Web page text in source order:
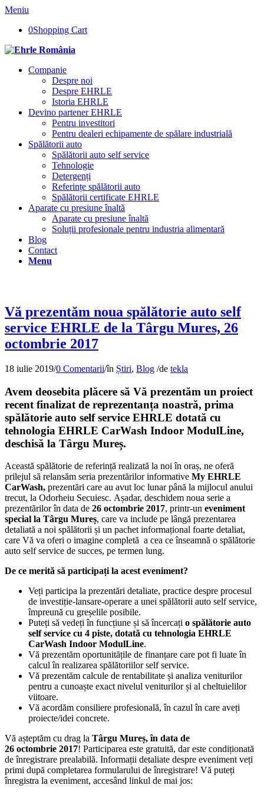
Meniu
0Shopping Cart
Companie
Despre noi
Despre EHRLE
Istoria EHRLE
Devino partener EHRLE
Pentru investitori
Pentru dealeri echipamente de spălare industrială
Spălătorii auto
Spălătorii auto self service
Tehnologie
Detergenți
Referințe spălătorii auto
Spălătorii certificate EHRLE
Aparate cu presiune înaltă
Aparate cu presiune înaltă
Soluții profesionale pentru industria alimentară
Blog
Contact
Menu
Vă prezentăm noua spălătorie auto self
service EHRLE de la Târgu Mures, 26
octombrie 2017
18 iulie 2019/0 Comentarii/în Știri, Blog /de tekla
Avem deosebita plăcere să Vă prezentăm un proiect
recent finalizat de reprezentanța noastră, prima
spălătorie auto self service EHRLE dotată cu
tehnologia EHRLE CarWash Indoor ModulLine,
deschisă la Târgu Mureș.
Această spălătorie de referință realizată la noi în oraș, ne oferă
prilejul să relansăm seria prezentărilor informative My EHRLE
CarWash, prezentări care au avut loc lunar până la mijlocul anului
trecut, la Odorheiu Secuiesc. Așadar, deschidem noua serie a
prezentărilor în data de 26 octombrie 2017, printr-un eveniment
special la Târgu Mureș, care va include pe lângă prezentarea
detaliată a noi spălătorii și un pachet informațional foarte detaliat,
care Vă va oferi o imagine completă a cea ce înseamnă o spălătorie
auto self service de succes, pe termen lung.
De ce merită să participați la acest eveniment?
Veți participa la prezentări detaliate, practice despre procesul
de investiție-lansare-operare a unei spălătorii auto self service,
împreună cu greșelile posibile.
Puteți să vedeți în funcțiune și să încercați o spălătorie auto
self service cu 4 piste, dotată cu tehnologia EHRLE
CarWash Indoor ModulLine.
Vă prezentăm oportunitățile de finanțare care pot fi luate în
calcul în realizarea spălătoriilor self service.
Vă prezentăm calcule de rentabilitate și analiza veniturilor
pentru a cunoaște exact nivelul veniturilor și al cheltuielilor
viitoare.
Vă acordăm consiliere profesională, în cazul în care aveți
proiecte/idei concrete.
Vă așteptăm cu drag la Târgu Mureș, în data de
26 octombrie 2017! Participarea este gratuită, dar este condiționată
de înregistrare prealabilă. Informații detaliate despre eveniment veți
primi după completarea formularului de înregistrare! Vă puteți
înregistra la eveniment, accesând linkul de mai jos: